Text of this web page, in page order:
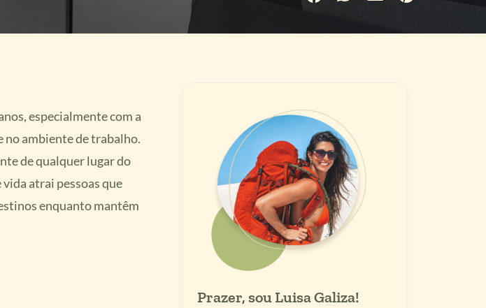
especialmente com a
no ambiente de trabalho.
de qualquer lugar do
atrai pessoas que
enquanto mantêm
Prazer, sou Luisa Galiza!